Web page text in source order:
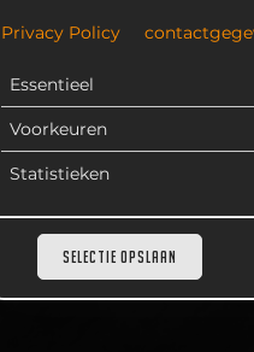
Privacy Policy
Essentieel
Voorkeuren
Statistieken
SELECTIE OPSLAAN
* Door lokale acties